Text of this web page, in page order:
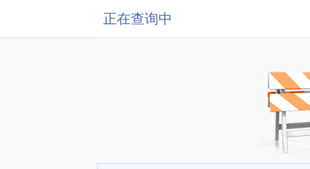
正在查询中